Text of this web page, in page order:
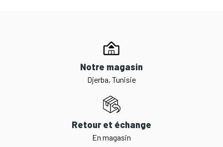
Notre magasin
Djerba, Tunisie
Retour et échange
En magasin